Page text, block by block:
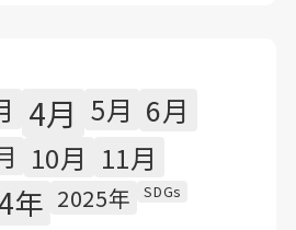
4月 5月 6月
10月 11月
年 2025年 SDGs